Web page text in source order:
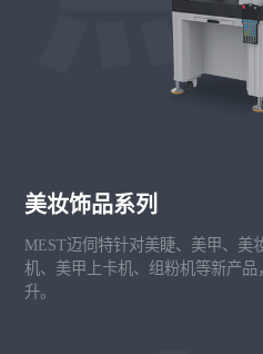
美妆饰品系列
MEST迈伺特针对美睫、美甲、美
机、美甲上卡机、组粉机等新产
升。